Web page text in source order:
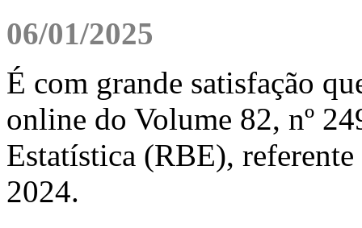
06/01/2025
É com grande satisfação
online do Volume 82, nº
Estatística (RBE),
2024.